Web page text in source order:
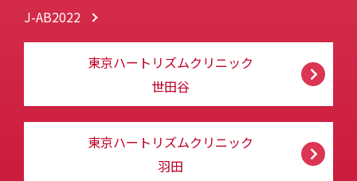
J-AB2022
東京ハートリズムクリニック
世田谷
東京ハートリズムクリニック
羽田